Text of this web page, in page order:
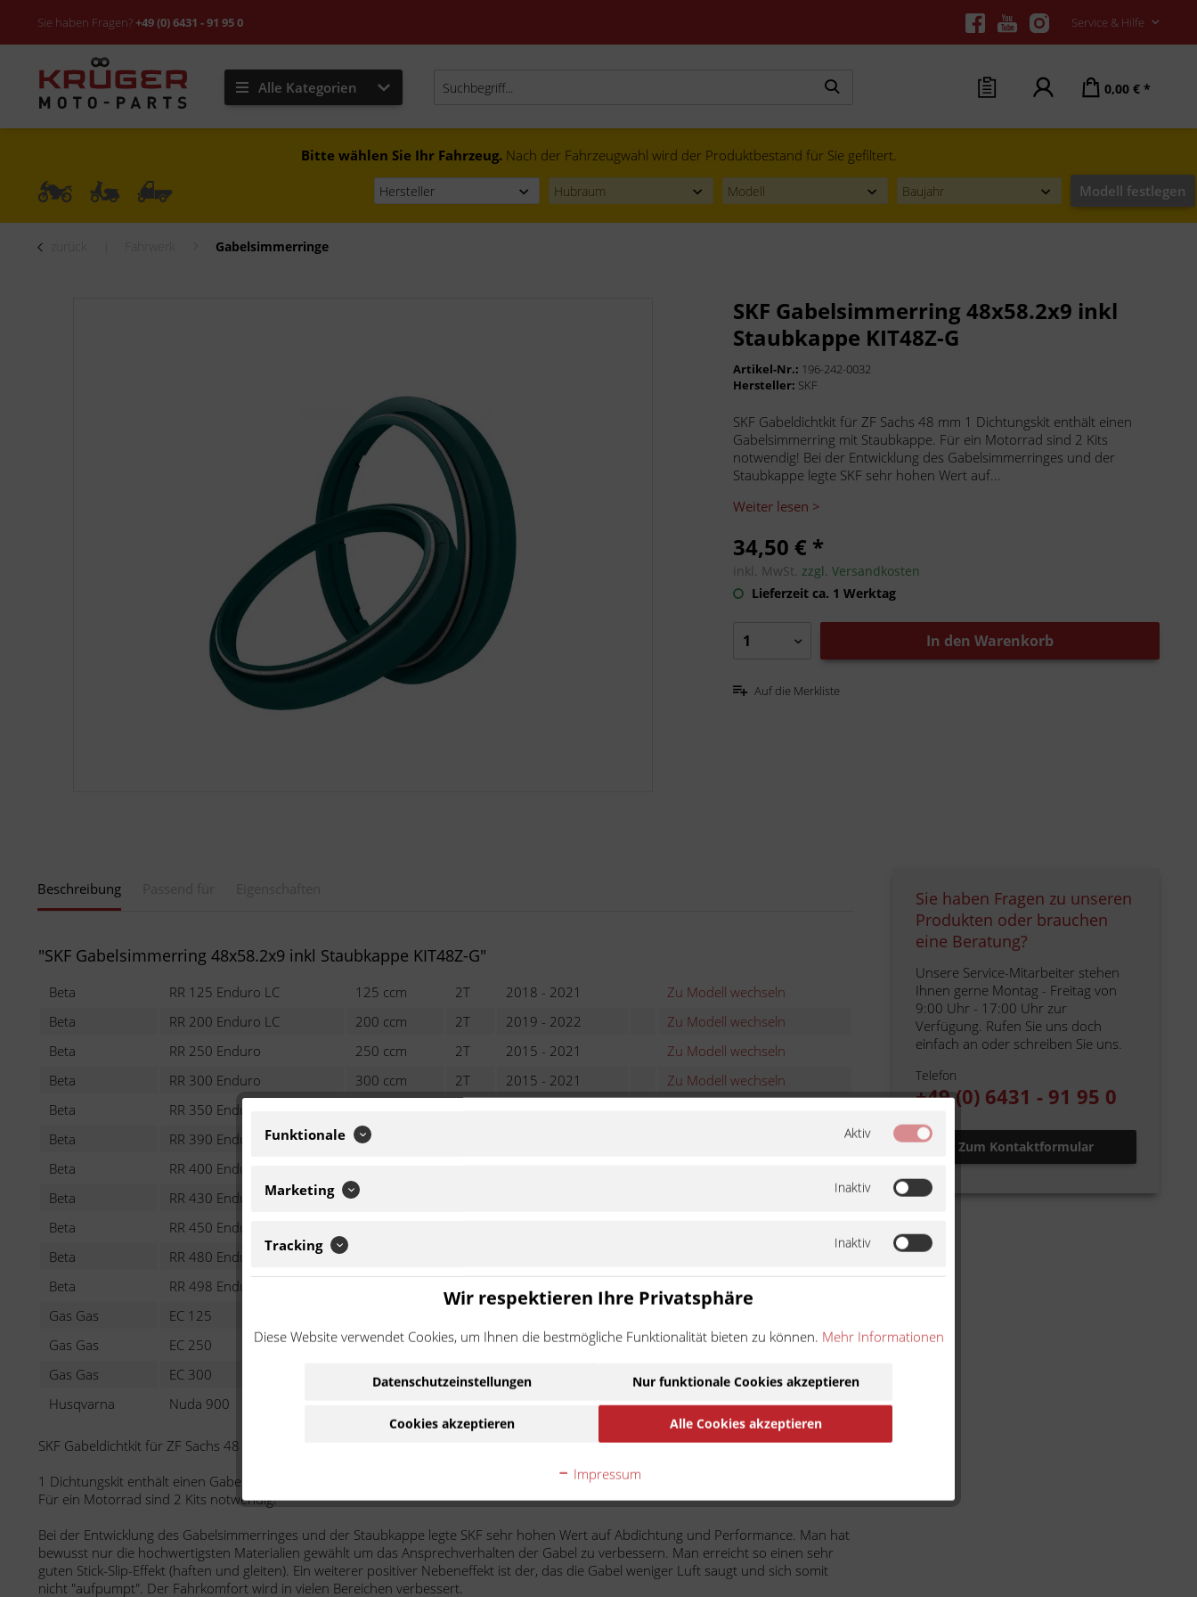
Sie haben Fragen?+49 (0) 6431 - 91 95 0 Service & Hilfe
Alle Kategorien 0,00 € *
Bitte wählen Sie Ihr Fahrzeug. Nach der Fahrzeugwahl wird der Produktbestand für Sie gefiltert.
Modell festlegen
Gabelsimmerringe
SKF Gabelsimmerring 48x58.2x9 inkl
Staubkappe KIT48Z-G
Artikel-Nr.: 196-242-0032
Hersteller: SKF
SKF Gabeldichtkit für ZF Sachs 48 mm 1 Dichtungskit enthält einen
Gabelsimmerring mit Staubkappe. Für ein Motorrad sind 2 Kits
notwendig! Bei der Entwicklung des Gabelsimmerringes und der
Staubkappe legte SKF sehr hohen Wert auf...
Weiter lesen >
34,50 € *
inkl. MwSt.zzgl. Versandkosten
Lieferzeit ca. 1 Werktag
In den Warenkorb
Auf die Merkliste
Beschreibung
"SKF Gabelsimmerring 48x58.2x9 inkl Staubkappe KIT48Z-G"
Beta RR 125 Enduro LC 125 ccm 2T 2018 - 2021
Zu Modell wechseln
Beta
RR 200 Enduro LC 200 ccm 2T 2019 - 2022
Zu Modell wechseln
Beta
RR 250 Enduro 250 ccm 2T 2015 - 2021
Zu Modell wechseln
Beta
RR 300 Enduro 300 ccm 2T 2015 - 2021
Zu Modell wechseln
Beta
RR 350 Enduro
Beta
RR 390 Enduro EFI 390 ccm
Beta
RR 400 Enduro
Beta
RR 430 Enduro EFI 430 ccm
Beta
RR 450 Enduro
Beta
RR 480 Enduro EFI
Beta
RR 498 Enduro 4T 2012 - 2012
Zu Modell wechseln
Gas Gas
EC 125
Gas Gas
EC 250 250 ccm 2008 - 2010
Zu Modell wechseln
Gas Gas
EC 300 300 ccm 2008 - 2010
Zu Modell wechseln
Husqvarna
Nuda 900 Zu Modell wechseln
SKF Gabeldichtkit für ZF Sachs 48 mm
1 Dichtungskit enthält einen Gabelsimmerring mit Staubkappe.
Für ein Motorrad sind 2 Kits notwendig!
Bei der Entwicklung des Gabelsimmerringes und der Staubkappe legte SKF sehr hohen Wert auf Abdichtung und Performance. Man hat
bewusst nur die hochwertigsten Materialien gewählt um das Ansprechverhalten der Gabel zu verbessern. Man erreicht so einen sehr
guten Stick-Slip-Effekt (haften und gleiten). Ein weiterer positiver Nebeneffekt ist der, das die Gabel weniger Luft saugt und sich somit
nicht "aufpumpt". Der Fahrkomfort wird in vielen Bereichen verbessert.
Sie haben Fragen zu unseren
Produkten oder brauchen
eine Beratung?
Unsere Service-Mitarbeiter stehen
Ihnen gerne Montag - Freitag von
9:00 Uhr - 17:00 Uhr zur
Verfügung. Rufen Sie uns doch
einfach an oder schreiben Sie uns.
Telefon
+49 (0) 6431 - 91 95 0
Zum Kontaktformular
Funktionale Aktiv
Marketing Inaktiv
Tracking Inaktiv
Wir respektieren Ihre Privatsphäre
Diese Website verwendet Cookies, um Ihnen die bestmögliche Funktionalität bieten zu können. Mehr Informationen
Datenschutzeinstellungen Nur funktionale Cookies akzeptieren
Cookies akzeptieren Alle Cookies akzeptieren
Impressum